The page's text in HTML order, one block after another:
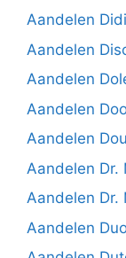
Aandelen
Aandelen
Aandelen
Aandelen
Aandelen
Aandelen Dr.
Aandelen Dr.
Aandelen